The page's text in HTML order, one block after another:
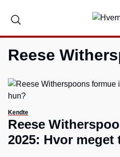
Reese
Kendte
Reese
2025: Hvor meget